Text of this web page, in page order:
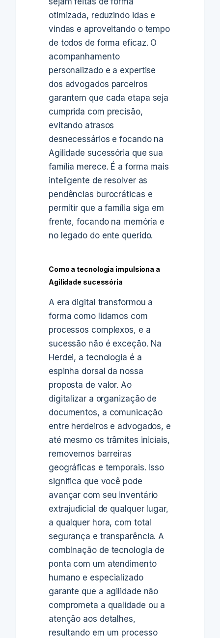
otimizada, reduzindo idas e
vindas e aproveitando o tempo
de todos de forma eficaz. O
acompanhamento
personalizado e a expertise
dos advogados parceiros
garantem que cada etapa seja
cumprida com precisão,
evitando atrasos
desnecessários e focando na
Agilidade sucessória que sua
família merece. É a forma mais
inteligente de resolver as
pendências burocráticas e
permitir que a família siga em
frente, focando na memória e
no legado do ente querido.
Como a tecnologia impulsiona a
Agilidade sucessória
A era digital transformou a
forma como lidamos com
processos complexos, e a
sucessão não é exceção. Na
Herdei, a tecnologia é a
espinha dorsal da nossa
proposta de valor. Ao
digitalizar a organização de
documentos, a comunicação
entre herdeiros e advogados, e
até mesmo os trâmites iniciais,
removemos barreiras
geográficas e temporais. Isso
significa que você pode
avançar com seu inventário
extrajudicial de qualquer lugar,
a qualquer hora, com total
segurança e transparência. A
combinação de tecnologia de
ponta com um atendimento
humano e especializado
garante que a agilidade não
comprometa a qualidade ou a
atenção aos detalhes,
resultando em um processo